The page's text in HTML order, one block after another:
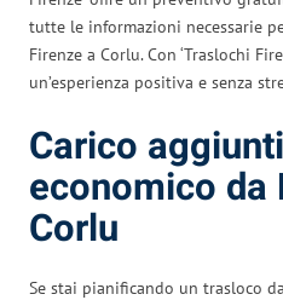
tutte le informazioni necessarie
Firenze a Corlu. Con ‘Traslochi
un’esperienza positiva e senza
Carico
economico da
Corlu
Se stai pianificando un trasloco